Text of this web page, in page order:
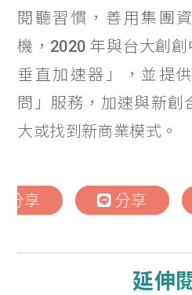
閱聽習慣，善用集團
機，2020 年與台大創
垂直加速器」，並提
問」服務，加速與新創
大或找到新商業模式。
分享 分享
延伸